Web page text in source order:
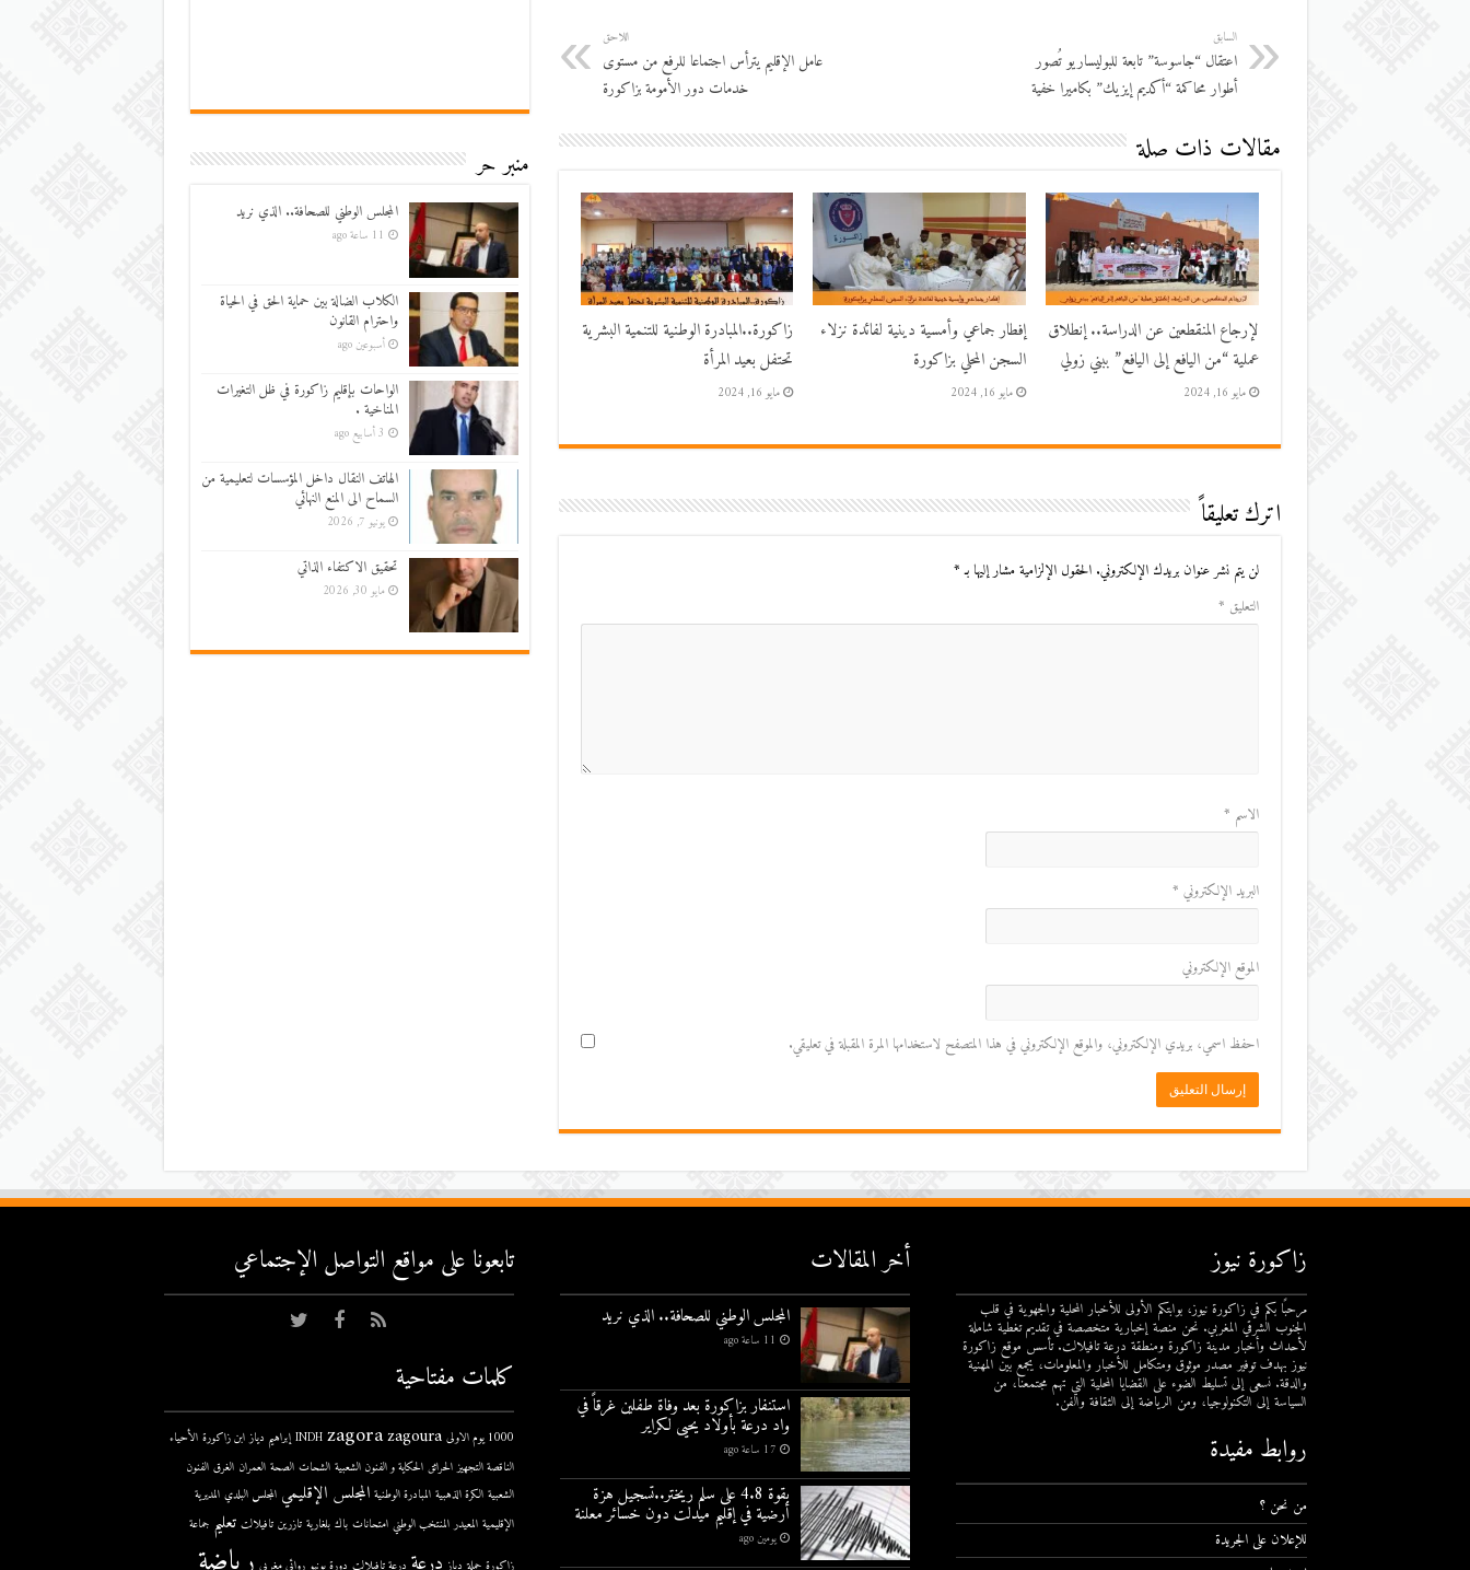
السابق
اعتقال “جاسوسة” تابعة للبوليساريو تُصور
أطوار محاكمة “أكديم إيزيك” بكاميرا خفية
اللاحق
عامل الإقليم يترأس اجتماعا للرفع من مستوى
خدمات دور الأمومة بزاكورة
مقالات ذات صلة
لإرجاع المنقطعين عن الدراسة.. إنطلاق
عملية “من اليافع إلى اليافع” ببني زولي
مايو 16, 2024
إفطار جماعي وأمسية دينية لفائدة نزلاء
السجن المحلي بزاكورة
مايو 16, 2024
زاكورة..المبادرة الوطنية للتنمية البشرية
تحتفل بعيد المرأة
مايو 16, 2024
اترك تعليقاً
لن يتم نشر عنوان بريدك الإلكتروني. الحقول الإلزامية مشار إليها بـ*
التعليق *
الاسم *
البريد الإلكتروني *
الموقع الإلكتروني
احفظ اسمي، بريدي الإلكتروني، والموقع الإلكتروني في هذا المتصفح لاستخدامها المرة المقبلة في تعليقي.
منبر حر
المجلس الوطني للصحافة.. الذي نريد
11 ساعة ago
الكلاب الضالة بين حماية الحق في الحياة
واحترام القانون
أسبوعين ago
الواحات بإقليم زاكورة في ظل التغيرات
المناخية .
3 أسابيع ago
الهاتف النقال داخل المؤسسات لتعليمية من
السماح الى المنع النهائي
يونيو 7, 2026
تحقيق الاكتفاء الذاتي
مايو 30, 2026
زاكورة نيوز
مرحبًا بكم في زاكورة نيوز، بوابتكم الأولى للأخبار المحلية والجهوية في قلب
الجنوب الشرقي المغربي. نحن منصة إخبارية متخصصة في تقديم تغطية شاملة
لأحداث وأخبار مدينة زاكورة ومنطقة درعة تافيلالت. تأسس موقع زاكورة
نيوز بهدف توفير مصدر موثوق ومتكامل للأخبار والمعلومات، يجمع بين المهنية
والدقة. نسعى إلى تسليط الضوء على القضايا المحلية التي تهم مجتمعنا، من
السياسة إلى التكنولوجيا، ومن الرياضة إلى الثقافة والفن.
روابط مفيدة
من نحن ؟
للإعلان على الجريدة
أخر المقالات
المجلس الوطني للصحافة.. الذي نريد
11 ساعة ago
استنفار بزاكورة بعد وفاة طفلين غرقاً في
واد درعة بأولاد يحيى لكراير
17 ساعة ago
بقوة 4.8 على سلم ريختر..تسجيل هزة
أرضية في إقليم ميدلت دون خسائر معلنة
يومين ago
تابعونا على مواقع التواصل اﻹجتماعي
كلمات مفتاحية
1000 يوم الاولى INDH zagorazagoura إبراهيم دياز ابن زاكورة الأحياء
الناقصة التجهيز الحرائق الحكاية و الفنون الشعبية الشحات الصحة العمران الغرق الفنون
الشعبية الكرة الذهبية المبادرة الوطنية المجلس الإقليمي المجلس البلدي المديرية
الإقليمية المعيدر المنتخب الوطني امتحانات باك بلغارية تازرين تافيلالت تعليم جماعة